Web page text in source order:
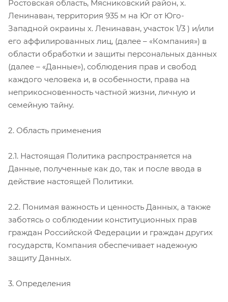
Ростовская область, Мясниковский район, х.
Ленинаван, территория 935 м на Юг от Юго-
Западной окраины х. Ленинаван, участок 1/3 ) и/или
его аффилированных лиц, (далее – «Компания») в
области обработки и защиты персональных данных
(далее – «Данные»), соблюдения прав и свобод
каждого человека и, в особенности, права на
неприкосновенность частной жизни, личную и
семейную тайну.
2. Область применения
2.1. Настоящая Политика распространяется на
Данные, полученные как до, так и после ввода в
действие настоящей Политики.
2.2. Понимая важность и ценность Данных, а также
заботясь о соблюдении конституционных прав
граждан Российской Федерации и граждан других
государств, Компания обеспечивает надежную
защиту Данных.
3. Определения